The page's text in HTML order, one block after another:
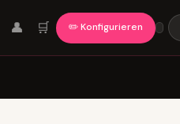
👤 🛒 ✏️ Konfigurieren